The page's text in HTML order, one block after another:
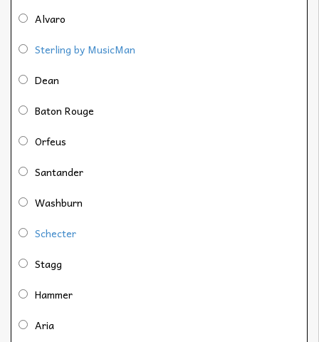
Alvaro
Sterling by MusicMan
Dean
Baton Rouge
Orfeus
Santander
Washburn
Schecter
Stagg
Hammer
Aria